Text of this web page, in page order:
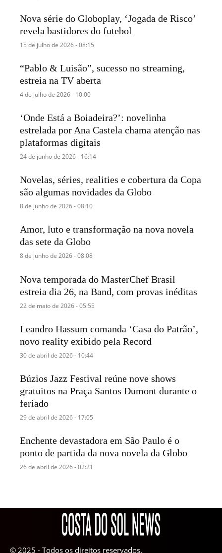
Nova série do Globoplay, ‘Jogada de Risco’
revela bastidores do futebol
15 de julho de 2026 - 08:15
“Pablo & Luisão”, sucesso no streaming,
estreia na TV aberta
4 de julho de 2026 - 10:00
‘Onde Está a Boiadeira?’: novelinha
estrelada por Ana Castela chama atenção nas
plataformas digitais
24 de junho de 2026 - 16:14
Novelas, séries, realities e cobertura da Copa
são algumas novidades da Globo
8 de junho de 2026 - 08:10
Amor, luto e transformação na nova novela
das sete da Globo
8 de junho de 2026 - 08:08
Nova temporada do MasterChef Brasil
estreia dia 26, na Band, com provas inéditas
22 de maio de 2026 - 05:55
Leandro Hassum comanda ‘Casa do Patrão’,
novo reality exibido pela Record
30 de abril de 2026 - 10:44
Búzios Jazz Festival reúne nove shows
gratuitos na Praça Santos Dumont durante o
feriado
29 de abril de 2026 - 17:05
Enchente devastadora em São Paulo é o
ponto de partida da nova novela da Globo
26 de abril de 2026 - 02:21
© 2025 - Todos os direitos reservados.